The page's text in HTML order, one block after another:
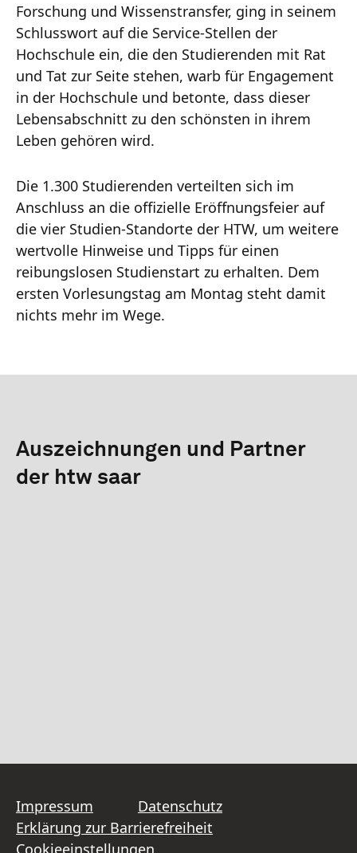
Forschung und Wissenstransfer, ging in seinem
Schlusswort auf die Service-Stellen der
Hochschule ein, die den Studierenden mit Rat
und Tat zur Seite stehen, warb für Engagement
in der Hochschule und betonte, dass dieser
Lebensabschnitt zu den schönsten in ihrem
Leben gehören wird.
Die 1.300 Studierenden verteilten sich im
Anschluss an die offizielle Eröffnungsfeier auf
die vier Studien-Standorte der HTW, um weitere
wertvolle Hinweise und Tipps für einen
reibungslosen Studienstart zu erhalten. Dem
ersten Vorlesungstag am Montag steht damit
nichts mehr im Wege.
Auszeichnungen und Partner
der htw saar
Impressum
Datenschutz
Erklärung zur Barrierefreiheit
Cookieeinstellungen